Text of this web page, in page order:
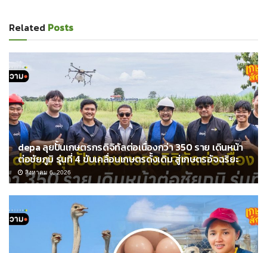
Related Posts
depa ลุยปั้นเกษตรกรดิจิทัลต่อเนื่องกว่า 350 ราย เดินหน้า
ต่อชัยภูมิ รุ่นที่ 4 ขับเคลื่อนเกษตรดั้งเดิม สู่เกษตรอัจฉริยะ
สิงหาคม 6, 2026